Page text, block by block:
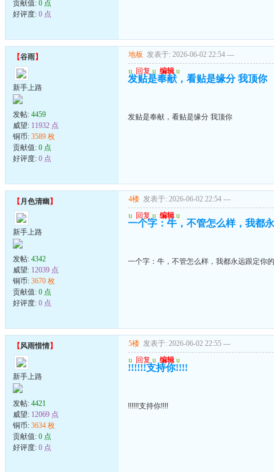
贡献值: 0 点
好评度: 0 点
【谷雨】
新手上路
发帖: 4459
威望: 11932 点
铜币: 3589 枚
贡献值: 0 点
好评度: 0 点
地板 发表于: 2026-06-02 22:54 ---
u 回复 u 编辑 u
发贴是奉献，看贴是缘分 我顶你
发贴是奉献，看贴是缘分 我顶你
【月色清幽 】
新手上路
发帖: 4342
威望: 12039 点
铜币: 3670 枚
贡献值: 0 点
好评度: 0 点
4楼 发表于: 2026-06-02 22:54 ---
u 回复 u 编辑 u
一个字：牛，不管怎么样，我都
一个字：牛，不管怎么样，我都永远跟定你的
【风雨惜情】
新手上路
发帖: 4421
威望: 12069 点
铜币: 3634 枚
贡献值: 0 点
好评度: 0 点
5楼 发表于: 2026-06-02 22:55 ---
u 回复 u 编辑 u
!!!!!!支持你!!!!
!!!!!!支持你!!!!